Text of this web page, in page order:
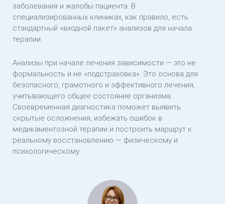
заболевания и жалобы пациента. В
специализированных клиниках, как правило, есть
стандартный «входной пакет» анализов для начала
терапии.
Анализы при начале лечения зависимости — это не
формальность и не «подстраховка». Это основа для
безопасного, грамотного и эффективного лечения,
учитывающего общее состояние организма.
Своевременная диагностика поможет выявить
скрытые осложнения, избежать ошибок в
медикаментозной терапии и построить маршрут к
реальному восстановлению — физическому и
психологическому.